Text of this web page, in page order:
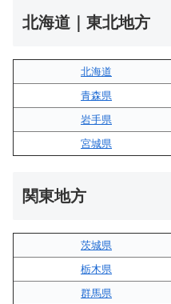
北海道｜東北地方
北海道
青森県
岩手県
宮城県
関東地方
茨城県
栃木県
群馬県